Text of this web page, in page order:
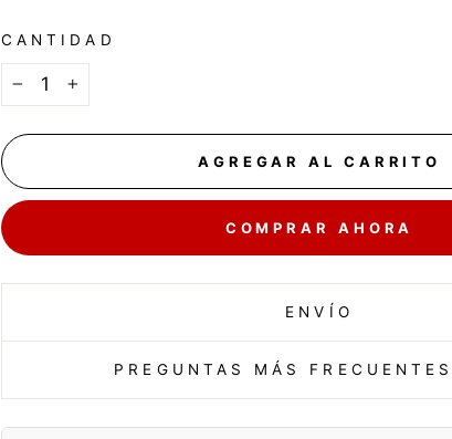
CANTIDAD
AGREGAR AL CARRITO
COMPRAR AHORA
ENVÍO
PREGUNTAS MÁS